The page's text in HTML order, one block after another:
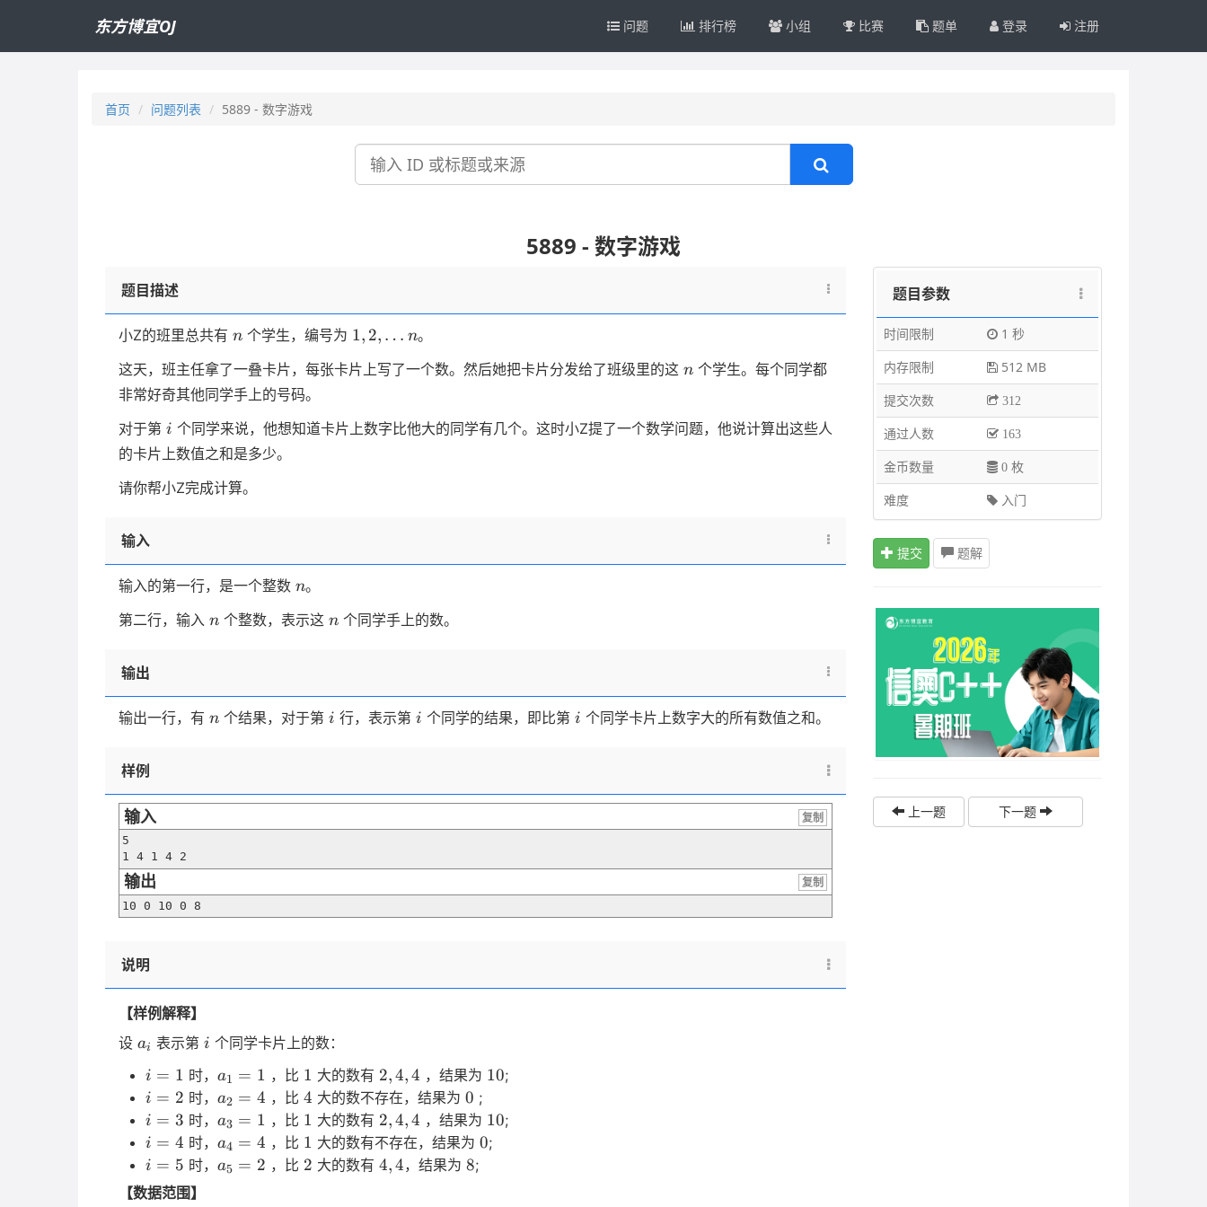
东方博宜OJ 问题 排行榜 小组 比赛 题单 登录 注册
首页 问题列表 5889 - 数字游戏
搜
5889 - 数字游戏
题目描述
小Z的班里总共有 n
n 个学生，编号为 1,2,
n
1, 2, … n。
这天，班主任拿了一叠卡片，每张卡片上写了一个数。然后她把卡片分发给了班级里的这 n
n 个学生。每个同学都
非常好奇其他同学手上的号码。
对于第 i
i 个同学来说，他想知道卡片上数字比他大的同学有几个。这时小Z提了一个数学问题，他说计算出这些人
的卡片上数值之和是多少。
请你帮小Z完成计算。
输入
输入的第一行，是一个整数 n
n。
第二行，输入 n
n 个整数，表示这 n
n 个同学手上的数。
输出
输出一行，有 n
n 个结果，对于第 i
i 行，表示第 i
i 个同学的结果，即比第 i
i 个同学卡片上数字大的所有数值之和。
样例
输入
复制
5
1 4 1 4 2
输出
复制
10 0 10 0 8
说明
【样例解释】
设 a_i
ai 表示第 i
i 个同学卡片上的数：
i=1
i = 1 时， a_1=1
a1 = 1 ，比 1
1 大的数有 {2,4,4}
2,4,4 ，结果为 10
10;
i=2
i = 2 时， a_2=4
a2 = 4 ，比 4
4 大的数不存在，结果为 0
0 ;
i=3
i = 3 时， a_3=1
a3 = 1 ，比 1
1 大的数有 {2,4,4}
2,4,4 ，结果为 10
10;
i=4
i = 4 时， a_4=4
a4 = 4 ，比 1
1 大的数有不存在，结果为 0
0;
i=5
i = 5 时， a_5=2
a5 = 2 ，比 2
2 大的数有 {4,4}
4,4，结果为 8
8;
【数据范围】
题目参数
时间限制
1 秒
内存限制
512 MB
提交次数
312
通过人数 163
金币数量 0 枚
难度 入门
提交 题解
上一题 下一题